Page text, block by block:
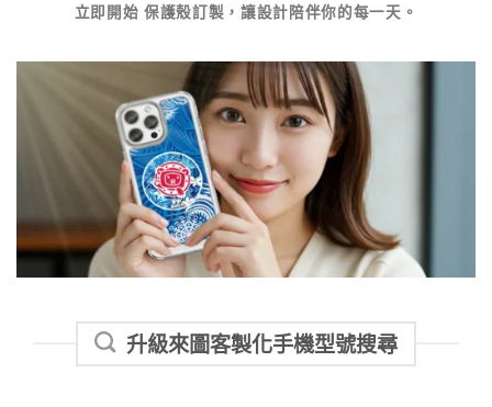
立即開始 保護殼訂製 ，讓設計陪伴你的每一天。
升級來圖客製化手機型號搜尋